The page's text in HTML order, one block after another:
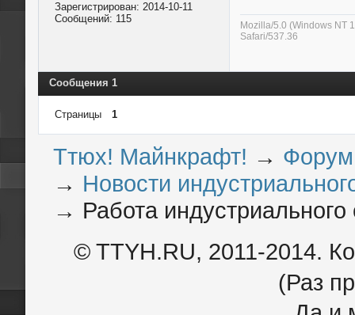
Зарегистрирован: 2014-10-11
Сообщений: 115
Mozilla/5.0 (Windows NT
Safari/537.36
Сообщения 1
Страницы 1
Ттюх! Майнкрафт! → Форум
→ Новости
→ Работа
© TTYH.RU, 2011-2014.
(Раз